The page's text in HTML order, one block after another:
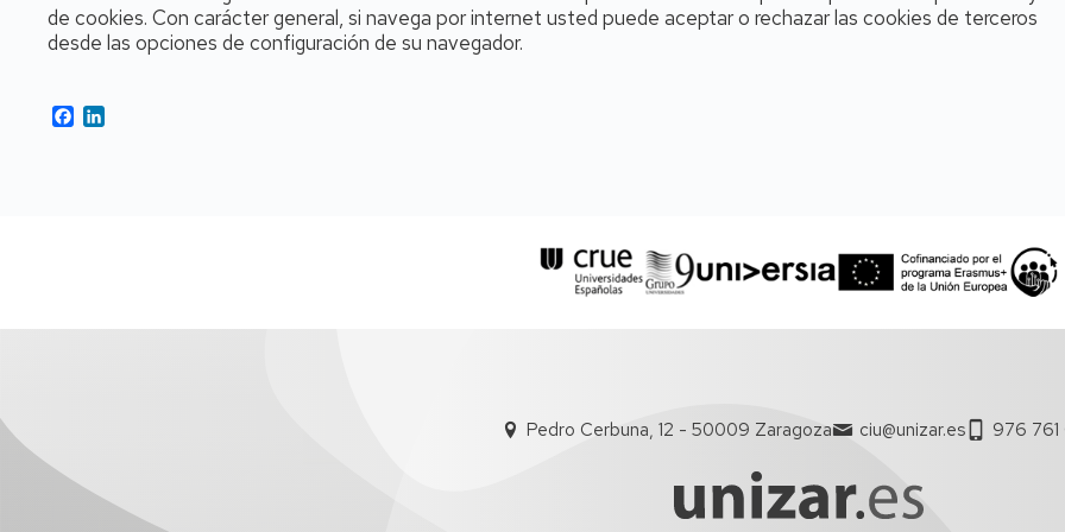
de cookies. Con carácter general, si navega por internet usted puede aceptar o rechazar las cookies de terceros
desde las opciones de configuración de su navegador.
Facebook
Pedro Cerbuna, 12 - 50009 Zaragoza ciu@unizar.es 976